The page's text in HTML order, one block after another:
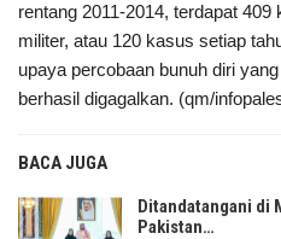
rentang 2011-2014, terdapat
militer, atau 120 kasus setiap
upaya percobaan bunuh diri
berhasil digagalkan. (qm/
BACA JUGA
Ditandatangani di
Pakistan…